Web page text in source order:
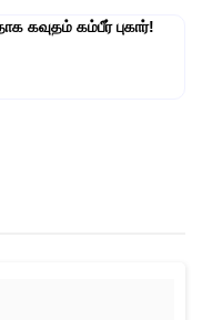
கவுதம் கம்பீர் புகார்!